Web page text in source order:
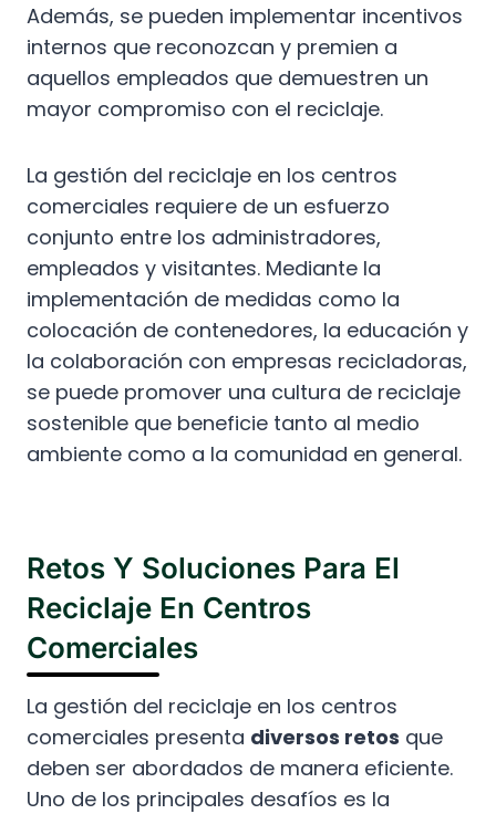
Además, se pueden implementar incentivos
internos que reconozcan y premien a
aquellos empleados que demuestren un
mayor compromiso con el reciclaje.
La gestión del reciclaje en los centros
comerciales requiere de un esfuerzo
conjunto entre los administradores,
empleados y visitantes. Mediante la
implementación de medidas como la
colocación de contenedores, la educación y
la colaboración con empresas recicladoras,
se puede promover una cultura de reciclaje
sostenible que beneficie tanto al medio
ambiente como a la comunidad en general.
Retos Y Soluciones Para El
Reciclaje En Centros
Comerciales
La gestión del reciclaje en los centros
comerciales presenta diversos retos que
deben ser abordados de manera eficiente.
Uno de los principales desafíos es la